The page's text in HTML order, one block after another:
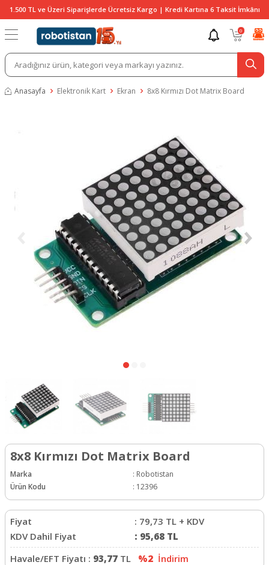
1.500 TL ve Üzeri Siparişlerde Ücretsiz Kargo | Kredi Kartına 6 Taksit İmkânı
0
Anasayfa Elektronik Kart Ekran 8x8 Kırmızı Dot Matrix Board
8x8 Kırmızı Dot Matrix Board
Marka : Robotistan
Ürün Kodu
: 12396
Fiyat : 79,73 TL + KDV
KDV Dahil Fiyat
: 95,68 TL
Havale/EFT Fiyatı : 93,77 TL %2 İndirim